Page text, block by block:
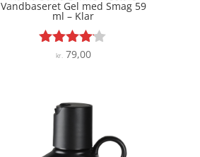
Vandbaseret Gel med Smag 59
ml – Klar
Vurderet
kr. 79,00